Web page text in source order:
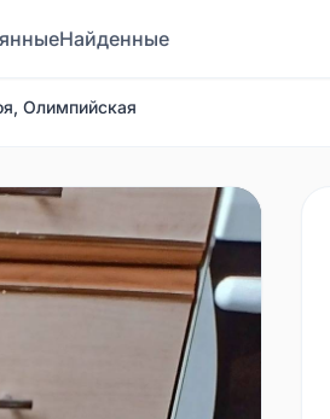
Найденные
Олимпийская